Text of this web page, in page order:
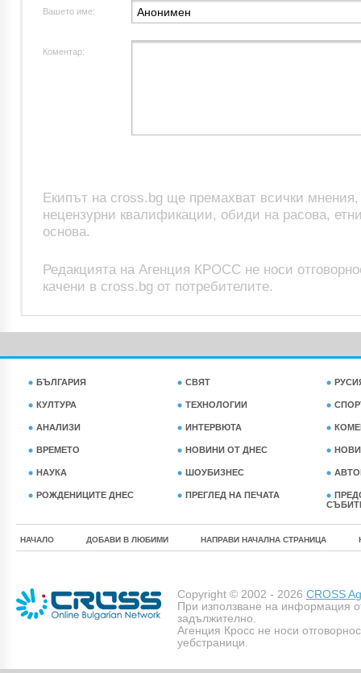
Вашето име:
Коментар:
Екипът на cross.bg ще премахват всички
нецензурни квалификации, обиди на расова,
основа.
Редакцията на Агенция КРОСС не носи
качени в cross.bg от потребителите.
БЪЛГАРИЯ СВЯТ
КУЛТУРА ТЕХНОЛОГИИ
АНАЛИЗИ ИНТЕРВЮТА
ВРЕМЕТО НОВИНИ ОТ ДНЕС
НАУКА ШОУБИЗНЕС
РОЖДЕНИЦИТЕ ДНЕС ПРЕГЛЕД НА ПЕЧАТА
НАЧАЛО ДОБАВИ В ЛЮБИМИ НАПРАВИ НАЧАЛНА СТРАНИЦА
Copyright © 2002 - 2026 CROSS
При използване на информация
задължително.
Агенция Кросс не носи
уебстраници.